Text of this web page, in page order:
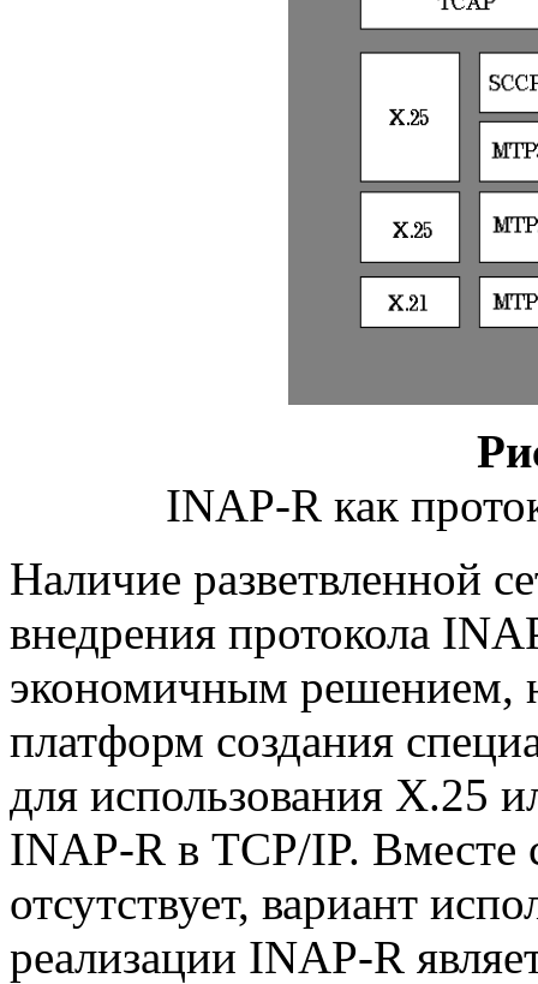
INAP-R как
Наличие разветвленной
внедрения протокола
экономичным решением,
платформ создания
для использования X.25
INAP-R в TCP/IP.
отсутствует, вариант
реализации INAP-R